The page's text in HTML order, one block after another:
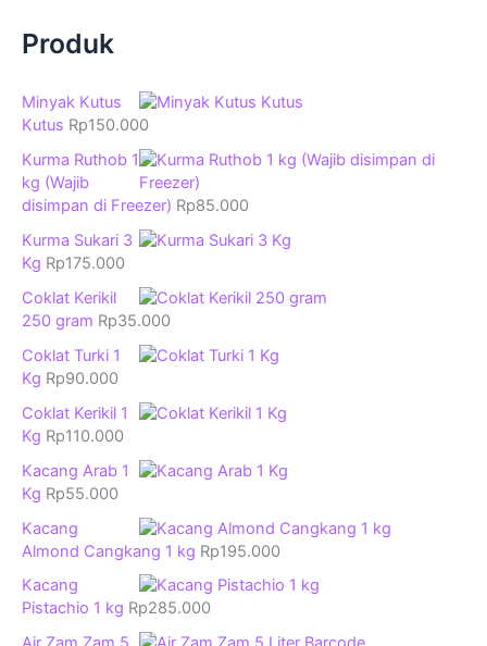
Produk
Minyak Kutus
Kutus Rp150.000
Kurma Ruthob 1
kg (Wajib
disimpan di Freezer) Rp85.000
Kurma Sukari 3
Kg Rp175.000
Coklat Kerikil
250 gram Rp35.000
Coklat Turki 1
Kg Rp90.000
Coklat Kerikil 1
Kg Rp110.000
Kacang Arab 1
Kg Rp55.000
Kacang
Almond Cangkang 1 kg Rp195.000
Kacang
Pistachio 1 kg Rp285.000